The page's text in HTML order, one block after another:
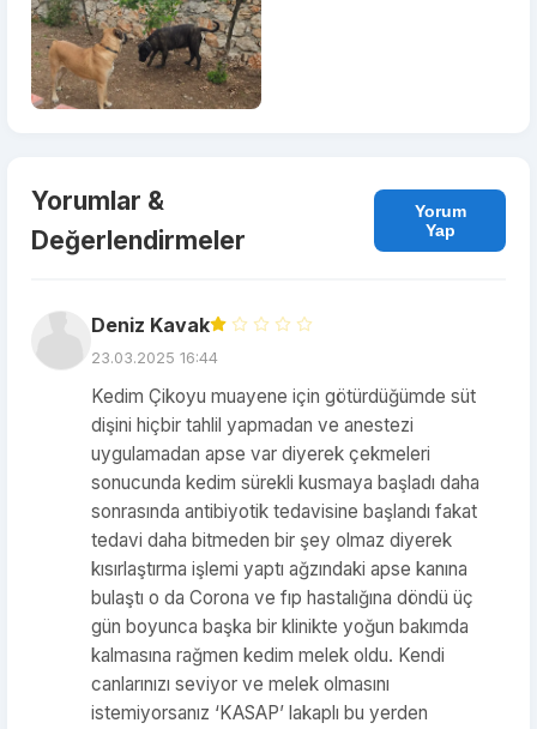
Yorumlar &
Değerlendirmeler
Yorum
Yap
Deniz Kavak
23.03.2025 16:44
Kedim Çikoyu muayene için götürdüğümde süt
dişini hiçbir tahlil yapmadan ve anestezi
uygulamadan apse var diyerek çekmeleri
sonucunda kedim sürekli kusmaya başladı daha
sonrasında antibiyotik tedavisine başlandı fakat
tedavi daha bitmeden bir şey olmaz diyerek
kısırlaştırma işlemi yaptı ağzındaki apse kanına
bulaştı o da Corona ve fıp hastalığına döndü üç
gün boyunca başka bir klinikte yoğun bakımda
kalmasına rağmen kedim melek oldu. Kendi
canlarınızı seviyor ve melek olmasını
istemiyorsanız ‘KASAP’ lakaplı bu yerden